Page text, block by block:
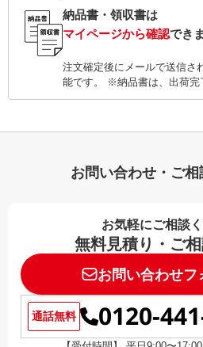
納品書・領収書は
マイページから確認でき
注文確定後にメールで送信さ
能です。 ※納品書は、出荷完
お問い合わせ・ご相
お気軽にご相談
無料見積り・ご
お問い合わせフ
通話無料 0120-